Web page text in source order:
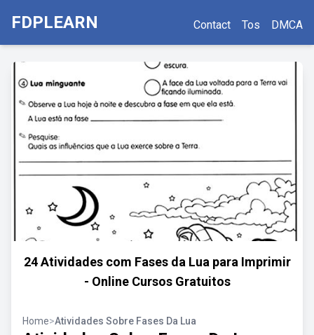
FDPLEARN Contact Tos DMCA
24 Atividades com Fases da Lua para Imprimir
- Online Cursos Gratuitos
Home>Atividades Sobre Fases Da Lua